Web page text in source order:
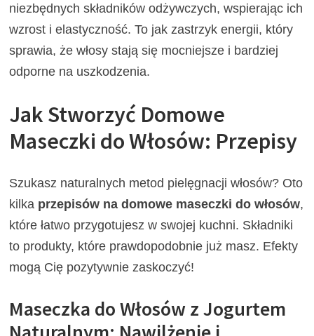
niezbędnych składników odżywczych, wspierając ich
wzrost i elastyczność. To jak zastrzyk energii, który
sprawia, że włosy stają się mocniejsze i bardziej
odporne na uszkodzenia.
Jak Stworzyć Domowe
Maseczki do Włosów: Przepisy
Szukasz naturalnych metod pielęgnacji włosów? Oto
kilka przepisów na domowe maseczki do włosów,
które łatwo przygotujesz w swojej kuchni. Składniki
to produkty, które prawdopodobnie już masz. Efekty
mogą Cię pozytywnie zaskoczyć!
Maseczka do Włosów z Jogurtem